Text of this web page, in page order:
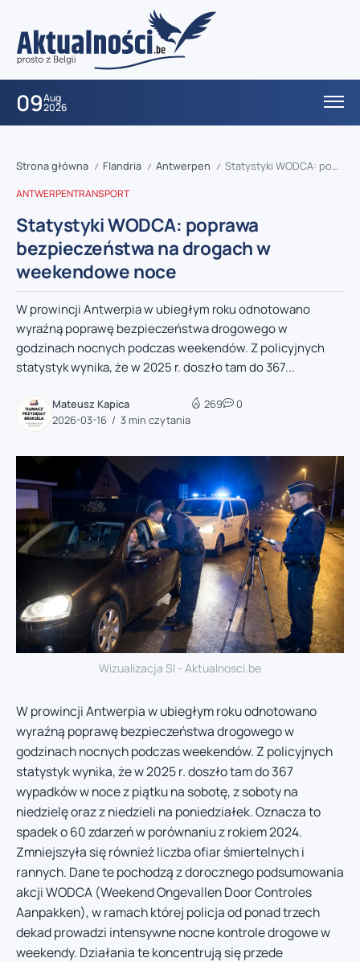
09Aug
2026
Strona główna / Flandria / Antwerpen / Statystyki WODCA: poprawa bezpieczeństwa na drogach w weekendowe noce
ANTWERPENTRANSPORT
Statystyki WODCA: poprawa
bezpieczeństwa na drogach w
weekendowe noce
W prowincji Antwerpia w ubiegłym roku odnotowano
wyraźną poprawę bezpieczeństwa drogowego w
godzinach nocnych podczas weekendów. Z policyjnych
statystyk wynika, że w 2025 r. doszło tam do 367...
Mateusz Kapica
2026-03-16
3 min czytania
269 0
Wizualizacja SI - Aktualnosci.be
W prowincji Antwerpia w ubiegłym roku odnotowano
wyraźną poprawę bezpieczeństwa drogowego w
godzinach nocnych podczas weekendów. Z policyjnych
statystyk wynika, że w 2025 r. doszło tam do 367
wypadków w noce z piątku na sobotę, z soboty na
niedzielę oraz z niedzieli na poniedziałek. Oznacza to
spadek o 60 zdarzeń w porównaniu z rokiem 2024.
Zmniejszyła się również liczba ofiar śmiertelnych i
rannych. Dane te pochodzą z dorocznego podsumowania
akcji WODCA (Weekend Ongevallen Door Controles
Aanpakken), w ramach której policja od ponad trzech
dekad prowadzi intensywne nocne kontrole drogowe w
weekendy. Działania te koncentrują się przede